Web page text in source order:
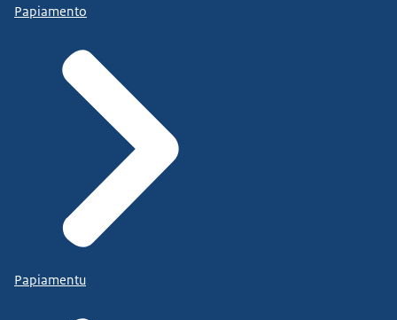
Papiamento
Papiamentu